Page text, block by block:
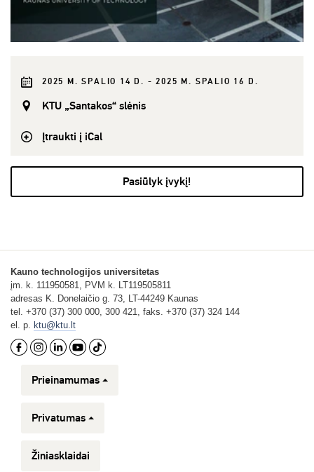
2025 M. SPALIO 14 D. - 2025 M. SPALIO 16 D.
KTU „Santakos“ slėnis
Įtraukti į iCal
Pasiūlyk įvykį!
Kauno technologijos universitetas
įm. k. 111950581, PVM k. LT119505811
adresas K. Donelaičio g. 73, LT-44249 Kaunas
tel. +370 (37) 300 000, 300 421, faks. +370 (37) 324 144
el. p. ktu@ktu.lt
Prieinamumas
Privatumas
Žiniasklaidai